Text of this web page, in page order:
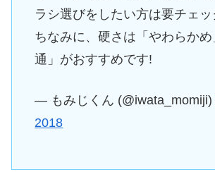
ラシ選びをしたい方は要チェ
ちなみに、硬さは「やわらか
通」がおすすめです!
— もみじくん
2018